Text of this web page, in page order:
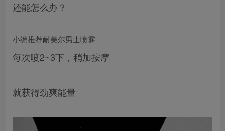
还能怎么办？
小编推荐耐美尔男士喷雾
每次喷2~3下，稍加按摩
就获得劲爽能量